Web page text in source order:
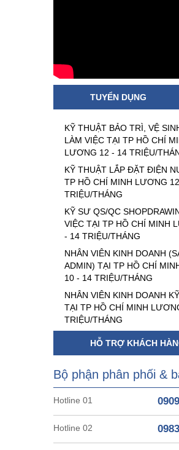
TUYỂN DỤNG
KỸ THUẬT BẢO TRÌ, VỆ
LÀM VIỆC TẠI TP HỒ CHÍ
LƯƠNG 12 - 14 TRIỆU/
KỸ THUẬT LẮP ĐẶT ĐIỆN
TP HỒ CHÍ MINH LƯƠNG
TRIỆU/THÁNG
KỸ SƯ QS/QC
VIỆC TẠI TP HỒ CHÍ MINH
- 14 TRIỆU/THÁNG
NHÂN VIÊN KINH DOANH
ADMIN) TẠI TP HỒ CHÍ
10 - 14 TRIỆU/THÁNG
NHÂN VIÊN KINH DOANH
TẠI TP HỒ CHÍ MINH
TRIỆU/THÁNG
HỖ TRỢ KHÁCH
Bộ phận phân phối &
Hotline 01
Hotline 02